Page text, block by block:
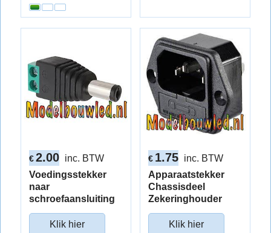
€ 2.00 inc. BTW
Voedingsstekker
naar
schroefaansluiting
Klik hier
€ 1.75 inc. BTW
Apparaatstekker
Chassisdeel
Zekeringhouder
Klik hier